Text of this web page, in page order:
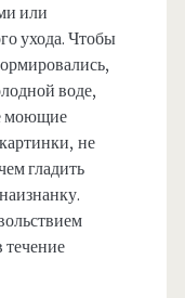
или
ухода. Чтобы
воде,
моющие
не
гладить